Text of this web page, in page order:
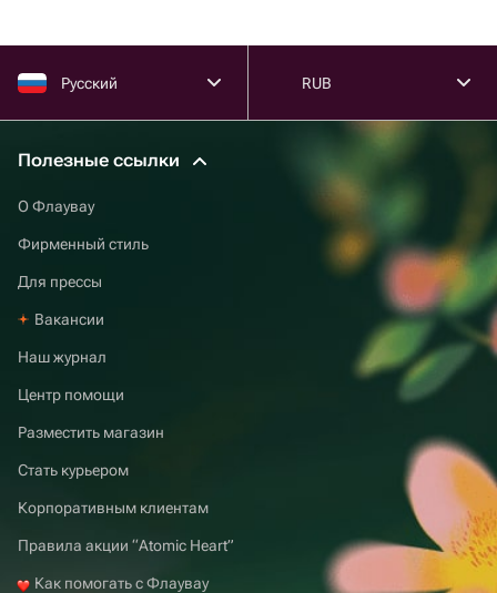
Русский RUB
Полезные ссылки
О Флаувау
Фирменный стиль
Для прессы
Вакансии
Наш журнал
Центр помощи
Разместить магазин
Стать курьером
Корпоративным клиентам
Правила акции “Atomic Heart”
Как помогать с Флаувау